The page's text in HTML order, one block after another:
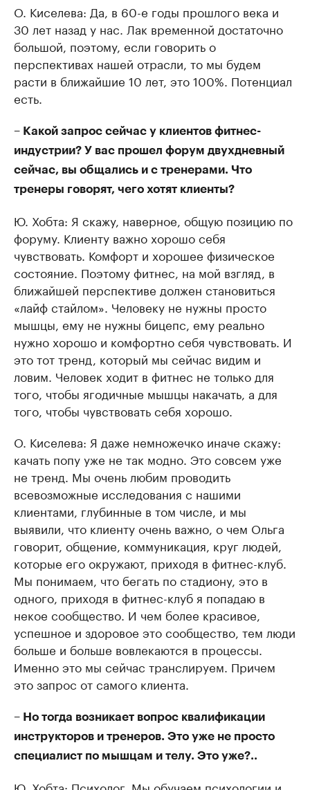
О. Киселева: Да, в 60-е годы прошлого века и
30 лет назад у нас. Лак временной достаточно
большой, поэтому, если говорить о
перспективах нашей отрасли, то мы будем
расти в ближайшие 10 лет, это 100%. Потенциал
есть.
– Какой запрос сейчас у клиентов фитнес-
индустрии? У вас прошел форум двухдневный
сейчас, вы общались и с тренерами. Что
тренеры говорят, чего хотят клиенты?
Ю. Хобта: Я скажу, наверное, общую позицию по
форуму. Клиенту важно хорошо себя
чувствовать. Комфорт и хорошее физическое
состояние. Поэтому фитнес, на мой взгляд, в
ближайшей перспективе должен становиться
«лайф стайлом». Человеку не нужны просто
мышцы, ему не нужны бицепс, ему реально
нужно хорошо и комфортно себя чувствовать. И
это тот тренд, который мы сейчас видим и
ловим. Человек ходит в фитнес не только для
того, чтобы ягодичные мышцы накачать, а для
того, чтобы чувствовать себя хорошо.
О. Киселева: Я даже немножечко иначе скажу:
качать попу уже не так модно. Это совсем уже
не тренд. Мы очень любим проводить
всевозможные исследования с нашими
клиентами, глубинные в том числе, и мы
выявили, что клиенту очень важно, о чем Ольга
говорит, общение, коммуникация, круг людей,
которые его окружают, приходя в фитнес-клуб.
Мы понимаем, что бегать по стадиону, это в
одного, приходя в фитнес-клуб я попадаю в
некое сообщество. И чем более красивое,
успешное и здоровое это сообщество, тем люди
больше и больше вовлекаются в процессы.
Именно это мы сейчас транслируем. Причем
это запрос от самого клиента.
– Но тогда возникает вопрос квалификации
инструкторов и тренеров. Это уже не просто
специалист по мышцам и телу. Это уже?..
Ю. Хобта: Психолог. Мы обучаем психологии и